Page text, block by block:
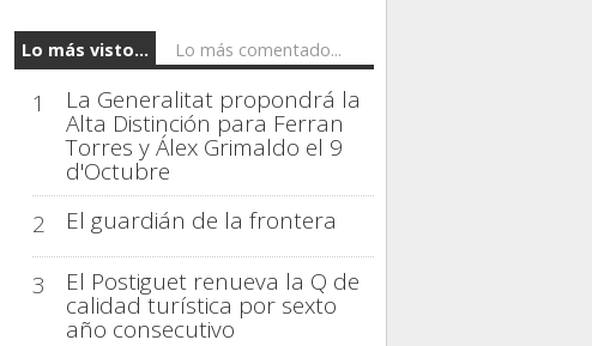
Lo más visto... Lo más comentado...
1 La Generalitat propondrá la
Alta Distinción para Ferran
Torres y Álex Grimaldo el 9
d'Octubre
2
El guardián de la frontera
3 El Postiguet renueva la Q de
calidad turística por sexto
año consecutivo